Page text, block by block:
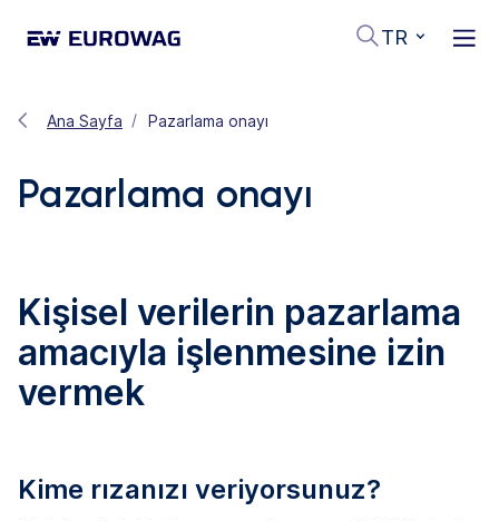
TR
Ana Sayfa Pazarlama onayı
Pazarlama onayı
Kişisel verilerin pazarlama
amacıyla işlenmesine izin
vermek
Kime rızanızı veriyorsunuz?